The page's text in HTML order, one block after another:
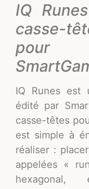
IQ
casse-
pour
IQ Runes est
édité par
casse-têtes
est simple à
réaliser :
appelées «